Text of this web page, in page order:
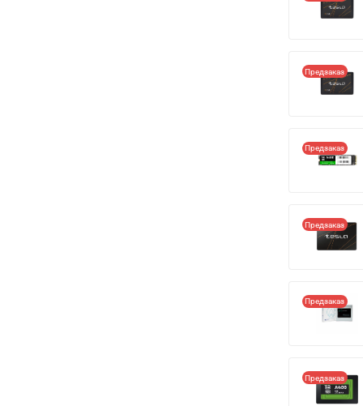
Предзаказ
Предзаказ
Предзаказ
Предзаказ
Предзаказ